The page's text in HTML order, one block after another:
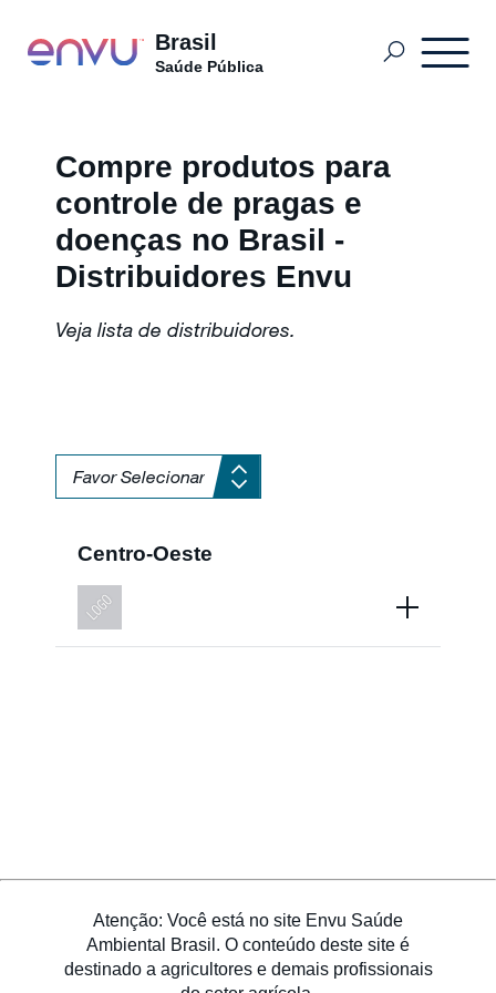
Brasil
Saúde Pública
Sitemap
Países
O que Controlar
Compre produtos para
controle de pragas e
doenças no Brasil -
Distribuidores Envu
Veja lista de distribuidores.
Centro-Oeste
Atenção: Você está no site Envu Saúde
Ambiental Brasil. O conteúdo deste site é
destinado a agricultores e demais profissionais